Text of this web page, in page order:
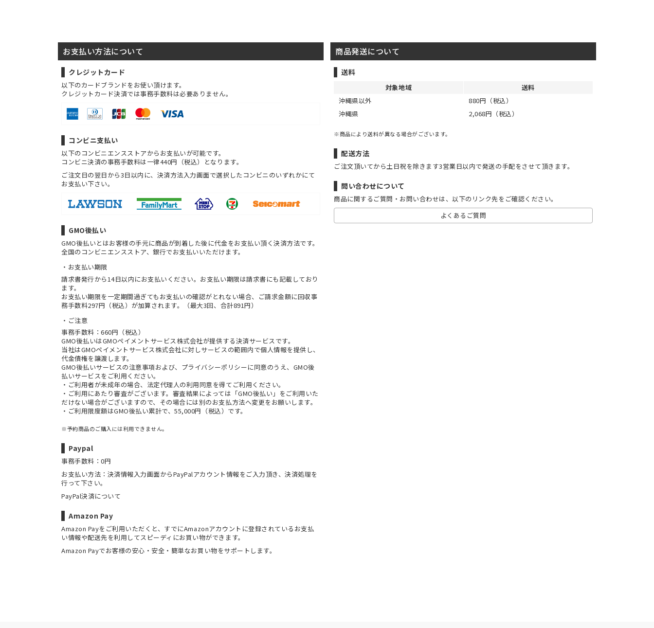
お支払い方法について
クレジットカード
以下のカードブランドをお使い頂けます。
クレジットカード決済では事務手数料は必要ありません。
コンビニ支払い
以下のコンビニエンスストアからお支払いが可能です。
コンビニ決済の事務手数料は一律440円（税込）となります。
ご注文日の翌日から3日以内に、決済方法入力画面で選択したコンビニのいずれかにて
お支払い下さい。
GMO後払い
GMO後払いとはお客様の手元に商品が到着した後に代金をお支払い頂く決済方法です。
全国のコンビニエンスストア、銀行でお支払いいただけます。
お支払い期限
請求書発行から14日以内にお支払いください。お支払い期限は請求書にも記載しており
ます。
お支払い期限を一定期間過ぎてもお支払いの確認がとれない場合、ご請求金額に回収事
務手数料297円（税込）が加算されます。（最大3回、合計891円）
ご注意
事務手数料：660円（税込）
GMO後払いはGMOペイメントサービス株式会社が提供する決済サービスです。
当社はGMOペイメントサービス株式会社に対しサービスの範囲内で個人情報を提供し、
代金債権を譲渡します。
GMO後払いサービスの注意事項および、 プライバシーポリシーに同意のうえ、GMO後
払いサービスをご利用ください。
・ご利用者が未成年の場合、法定代理人の利用同意を得てご利用ください。
・ご利用にあたり審査がございます。審査結果によっては「GMO後払い」をご利用いた
だけない場合がございますので、その場合には別のお支払方法へ変更をお願いします。
・ご利用限度額はGMO後払い累計で、55,000円（税込）です。
※予約商品のご購入には利用できません。
Paypal
事務手数料：0円
お支払い方法：決済情報入力画面からPayPalアカウント情報をご入力頂き、決済処理を
行って下さい。
PayPal決済について
Amazon Pay
Amazon Payをご利用いただくと、すでにAmazonアカウントに登録されているお支払
い情報や配送先を利用してスピーディにお買い物ができます。
Amazon Payでお客様の安心・安全・簡単なお買い物をサポートします。
商品発送について
送料
対象地域
送料
沖縄県以外
880円（税込）
沖縄県
2,068円（税込）
※商品により送料が異なる場合がございます。
配送方法
ご注文頂いてから土日祝を除きます3営業日以内で発送の手配をさせて頂きます。
問い合わせについて
商品に関するご質問・お問い合わせは、以下のリンク先をご確認ください。
よくあるご質問